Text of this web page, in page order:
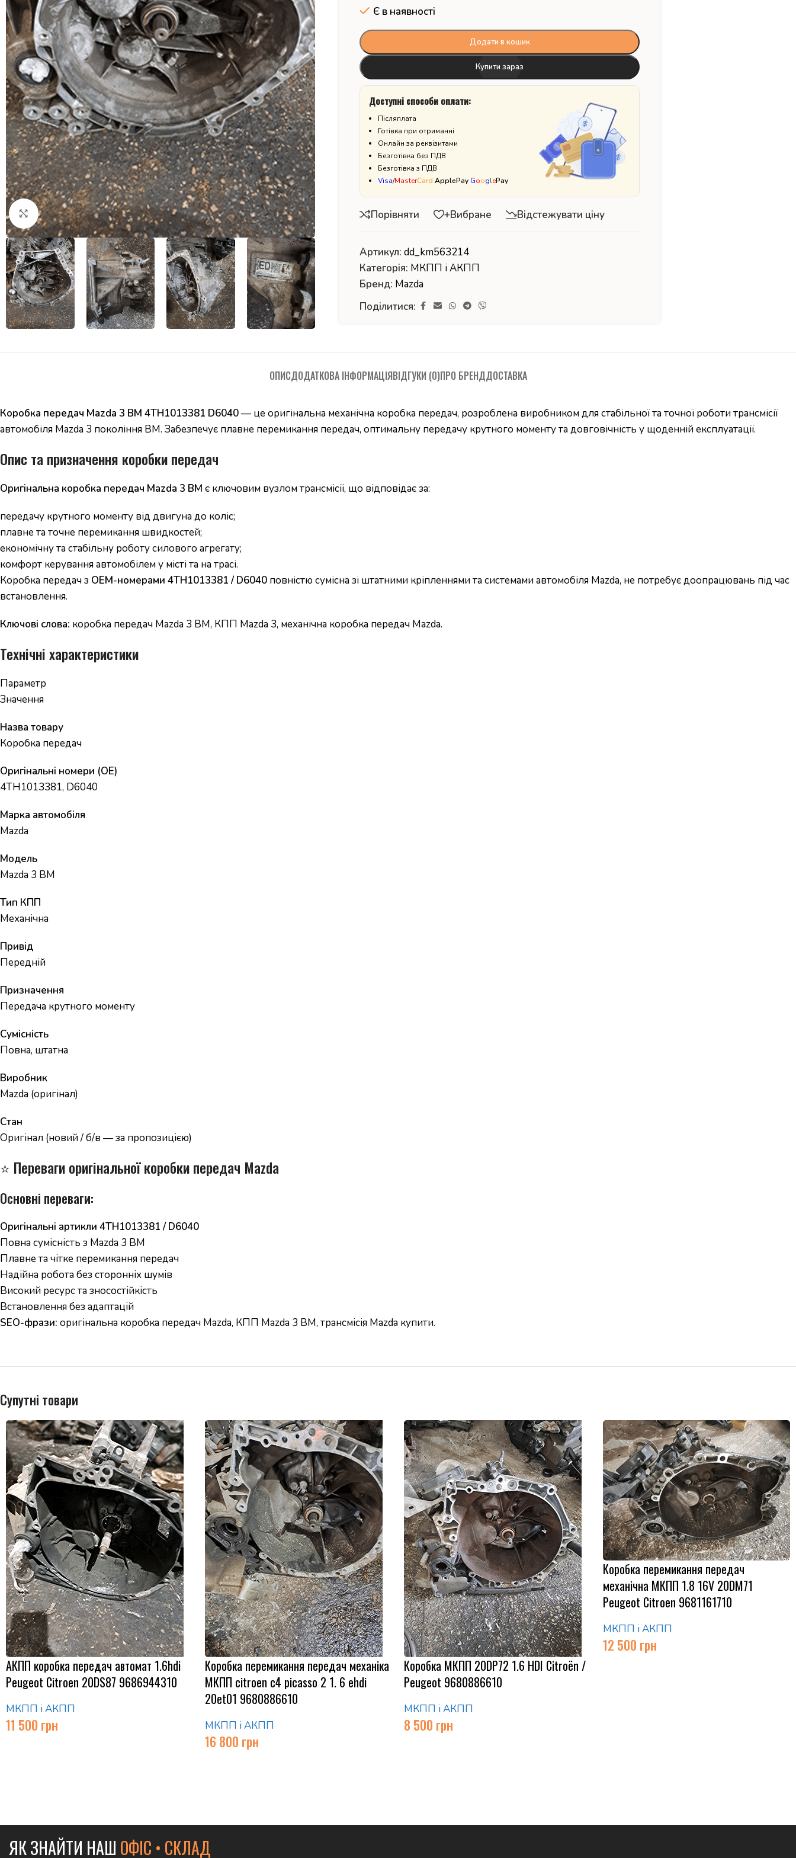
Натисніть, щоб збільшити
Є в наявності
Додати в кошик
Купити зараз
Доступні способи оплати:
Післяплата
Готівка при отриманні
Онлайн за реквізитами
Безготівка без ПДВ
Безготівка з ПДВ
Visa/MasterCard ApplePay GooglePay
Порівняти +Вибране Відстежувати ціну
Артикул:dd_km563214
Категорія: МКПП і АКПП
Бренд: Mazda
Поділитися:
ОПИСДОДАТКОВА ІНФОРМАЦІЯВІДГУКИ (0)ПРО БРЕНДДОСТАВКА
Коробка передач Mazda 3 BM 4TH1013381 D6040— це оригінальна механічна коробка передач, розроблена виробником для стабільної та точної роботи трансмісії
автомобіля Mazda 3 покоління BM. Забезпечує плавне перемикання передач, оптимальну передачу крутного моменту та довговічність у щоденній експлуатації.
Опис та призначення коробки передач
Оригінальна коробка передач Mazda 3 BM є ключовим вузлом трансмісії, що відповідає за:
передачу крутного моменту від двигуна до коліс;
плавне та точне перемикання швидкостей;
економічну та стабільну роботу силового агрегату;
комфорт керування автомобілем у місті та на трасі.
Коробка передач з OEM-номерами 4TH1013381 / D6040 повністю сумісна зі штатними кріпленнями та системами автомобіля Mazda, не потребує доопрацювань під час
встановлення.
Ключові слова: коробка передач Mazda 3 BM, КПП Mazda 3, механічна коробка передач Mazda.
Технічні характеристики
Параметр
Значення
Назва товару
Коробка передач
Оригінальні номери (OE)
4TH1013381, D6040
Марка автомобіля
Mazda
Модель
Mazda 3 BM
Тип КПП
Механічна
Привід
Передній
Призначення
Передача крутного моменту
Сумісність
Повна, штатна
Виробник
Mazda (оригінал)
Стан
Оригінал (новий / б/в — за пропозицією)
⭐ Переваги оригінальної коробки передач Mazda
Основні переваги:
Оригінальні артикли 4TH1013381 / D6040
Повна сумісність з Mazda 3 BM
Плавне та чітке перемикання передач
Надійна робота без сторонніх шумів
Високий ресурс та зносостійкість
Встановлення без адаптацій
SEO-фрази: оригінальна коробка передач Mazda, КПП Mazda 3 BM, трансмісія Mazda купити.
Супутні товари
АКПП коробка передач автомат 1.6hdi
Peugeot Citroen 20DS87 9686944310
МКПП і АКПП
11 500 грн
Коробка перемикання передач механіка
МКПП citroen c4 picasso 2 1. 6 ehdi
20et01 9680886610
МКПП і АКПП
16 800 грн
Коробка МКПП 20DP72 1.6 HDI Citroën /
Peugeot 9680886610
МКПП і АКПП
8 500 грн
Коробка перемикання передач
механічна МКПП 1.8 16V 20DM71
Peugeot Citroen 9681161710
МКПП і АКПП
12 500 грн
ЯК ЗНАЙТИ НАШ ОФІС • СКЛАД